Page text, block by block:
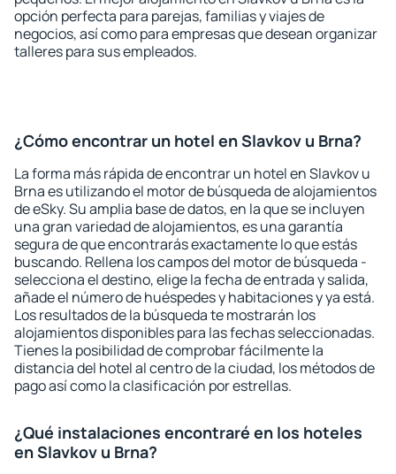
opción perfecta para parejas, familias y viajes de
negocios, así como para empresas que desean organizar
talleres para sus empleados.
¿Cómo encontrar un hotel en Slavkov u Brna?
La forma más rápida de encontrar un hotel en Slavkov u
Brna es utilizando el motor de búsqueda de alojamientos
de eSky. Su amplia base de datos, en la que se incluyen
una gran variedad de alojamientos, es una garantía
segura de que encontrarás exactamente lo que estás
buscando. Rellena los campos del motor de búsqueda -
selecciona el destino, elige la fecha de entrada y salida,
añade el número de huéspedes y habitaciones y ya está.
Los resultados de la búsqueda te mostrarán los
alojamientos disponibles para las fechas seleccionadas.
Tienes la posibilidad de comprobar fácilmente la
distancia del hotel al centro de la ciudad, los métodos de
pago así como la clasificación por estrellas.
¿Qué instalaciones encontraré en los hoteles
en Slavkov u Brna?